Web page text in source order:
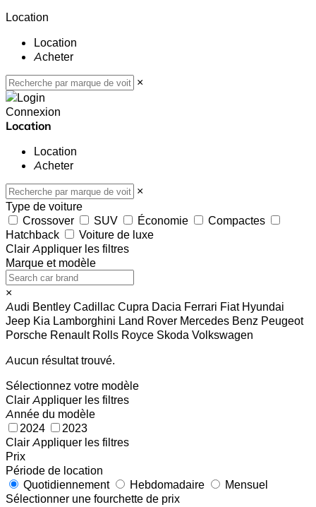
Location
Location
Acheter
×
Connexion
Location
Location
Acheter
×
Type de voiture
Crossover
SUV Économie
Compactes
Hatchback
Voiture de luxe
Clair Appliquer les filtres
Marque et modèle
×
Audi Bentley Cadillac Cupra Dacia Ferrari Fiat Hyundai
Jeep Kia Lamborghini Land Rover Mercedes Benz Peugeot
Porsche Renault Rolls Royce Skoda Volkswagen
Aucun résultat trouvé.
Sélectionnez votre modèle
Clair Appliquer les filtres
Année du modèle
2024
2023
Clair Appliquer les filtres
Prix
Période de location
Quotidiennement
Hebdomadaire
Mensuel
Sélectionner une fourchette de prix